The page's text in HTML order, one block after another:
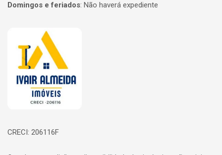
Domingos e feriados: Não haverá expediente
Página inicial
CRECI: 206116F